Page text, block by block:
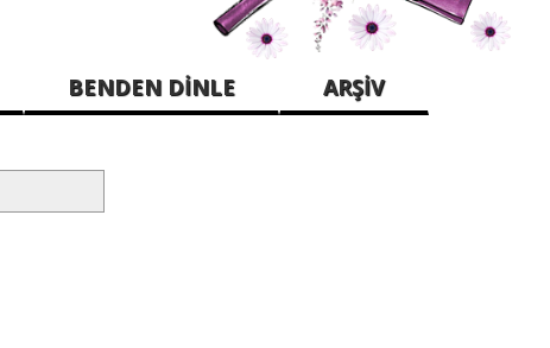
BENDEN DİNLE ARŞİV